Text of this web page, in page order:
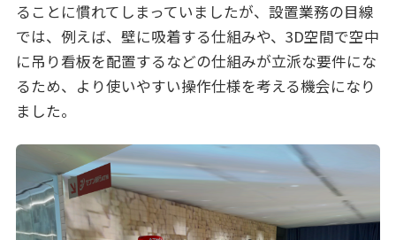
ることに慣れてしまっていましたが、設置業務の目線
では、例えば、壁に吸着する仕組みや、3D空間で空中
に吊り看板を配置するなどの仕組みが立派な要件にな
るため、より使いやすい操作仕様を考える機会になり
ました。